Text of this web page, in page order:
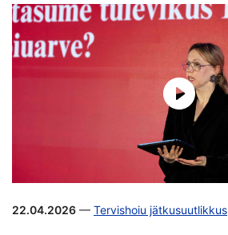
22.04.2026 — Tervishoiu jätkusuutlikkus